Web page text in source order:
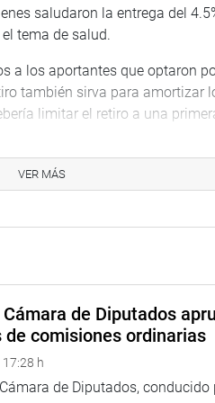
saludaron la entrega del
tema de salud.
a los aportantes que optaron
también sirva para amortizar
limitar el retiro a una
de un riesgo financiero.
al proyecto y
con una pensión de
VER MÁS
de Diputados
comisiones ordinarias
h
de Diputados, conducido